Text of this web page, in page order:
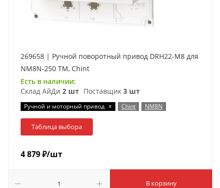
269658 | Ручной поворотный привод DRH22-M8 для
NM8N-250 TM, Chint
Есть в наличии:
Склад АйДи 2 шт Поставщик 3 шт
Ручной и моторный привод x Chint NM8N
Таблица выбора
4 879₽/шт
В корзину